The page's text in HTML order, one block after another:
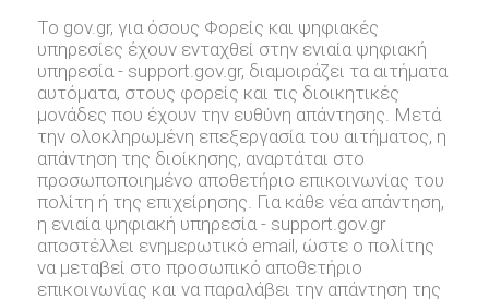
Το gov.gr, για όσους Φορείς και ψηφιακές
υπηρεσίες έχουν ενταχθεί στην ενιαία ψηφιακή
υπηρεσία - support.gov.gr, διαμοιράζει τα αιτήματα
αυτόματα, στους φορείς και τις διοικητικές
μονάδες που έχουν την ευθύνη απάντησης. Μετά
την ολοκληρωμένη επεξεργασία του αιτήματος, η
απάντηση της διοίκησης, αναρτάται στο
προσωποποιημένο αποθετήριο επικοινωνίας του
πολίτη ή της επιχείρησης. Για κάθε νέα απάντηση,
η ενιαία ψηφιακή υπηρεσία - support.gov.gr
αποστέλλει ενημερωτικό email, ώστε ο πολίτης
να μεταβεί στο προσωπικό αποθετήριο
επικοινωνίας και να παραλάβει την απάντηση της